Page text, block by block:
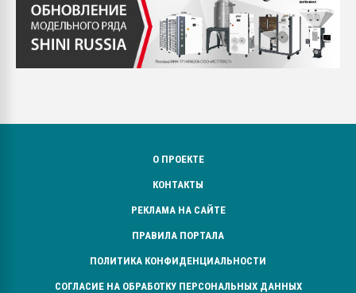
О ПРОЕКТЕ
КОНТАКТЫ
РЕКЛАМА НА САЙТЕ
ПРАВИЛА ПОРТАЛА
ПОЛИТИКА КОНФИДЕНЦИАЛЬНОСТИ
СОГЛАСИЕ НА ОБРАБОТКУ ПЕРСОНАЛЬНЫХ ДАННЫХ